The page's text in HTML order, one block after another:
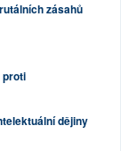
zásahů
proti
dějiny